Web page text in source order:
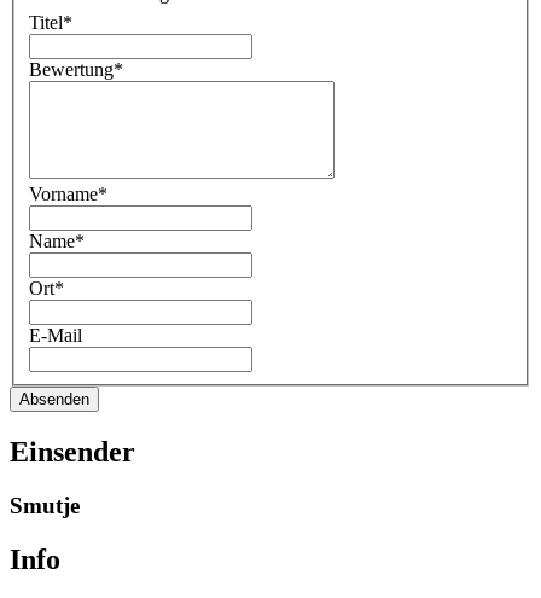
Titel*
Bewertung*
Vorname*
Name*
Ort*
E-Mail
Absenden
Einsender
Smutje
Info